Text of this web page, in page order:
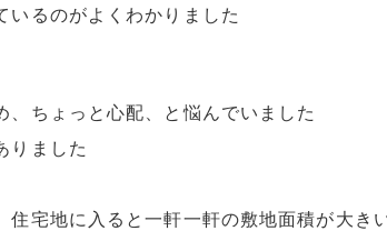
いるのがよくわかりました
ちょっと心配、と悩んでいました
りました
宅地に入ると一軒一軒の敷地面積が大き